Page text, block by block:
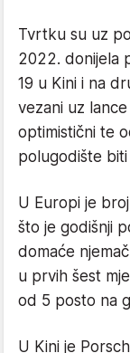
Tvrtku su uz
2022. donijela
19 u Kini i na
vezani uz
optimistični te
polugodište biti
U Europi je
što je godišnji
domaće
u prvih šest
od 5 posto na
U Kini je